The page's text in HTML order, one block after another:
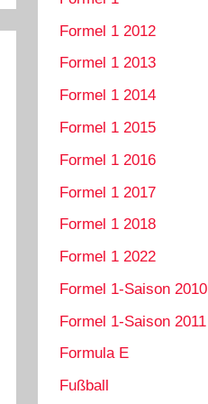
Formel 1 2012
Formel 1 2013
Formel 1 2014
Formel 1 2015
Formel 1 2016
Formel 1 2017
Formel 1 2018
Formel 1 2022
Formel 1-Saison 2010
Formel 1-Saison 2011
Formula E
Fußball